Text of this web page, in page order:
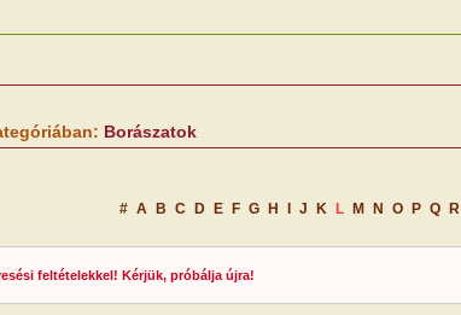
Borászatok
# A B C D E F G H J K L M N O P Q R
feltételekkel! Kérjük, próbálja újra!